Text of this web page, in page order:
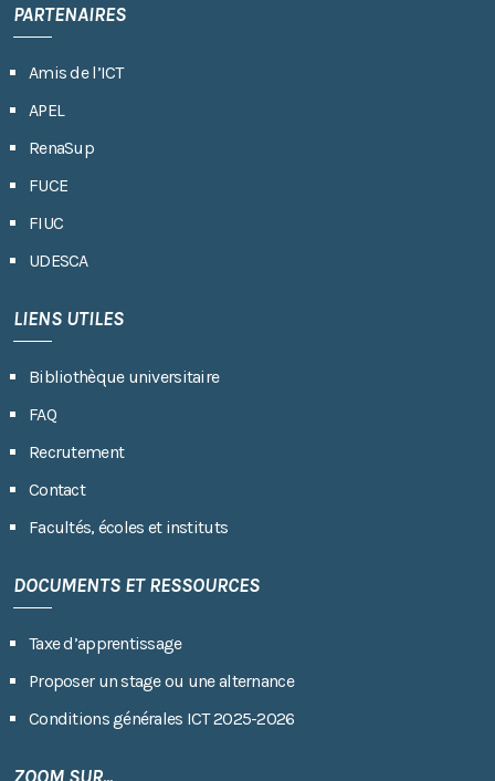
PARTENAIRES
Amis de l’ICT
APEL
RenaSup
FUCE
FIUC
UDESCA
LIENS UTILES
Bibliothèque universitaire
FAQ
Recrutement
Contact
Facultés, écoles et instituts
DOCUMENTS ET RESSOURCES
Taxe d’apprentissage
Proposer un stage ou une alternance
Conditions générales ICT 2025-2026